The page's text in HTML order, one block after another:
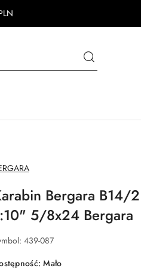
Bergara
5/8x24 Bergara
439-087
Mało